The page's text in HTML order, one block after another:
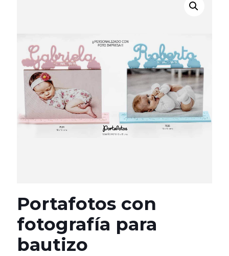
Portafotos con
fotografía para
bautizo